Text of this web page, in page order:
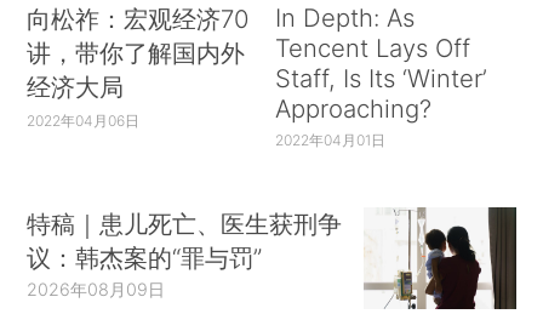
向松祚：宏观经济70
讲，带你了解国内外
经济大局
2022年04月06日
In Depth: As
Tencent Lays Off
Staff, Is Its ‘Winter’
Approaching?
2022年04月01日
特稿｜患儿死亡、医生获刑争
议：韩杰案的“罪与罚”
2026年08月09日